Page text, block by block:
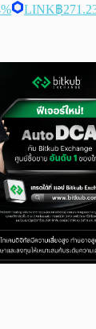
LINK฿